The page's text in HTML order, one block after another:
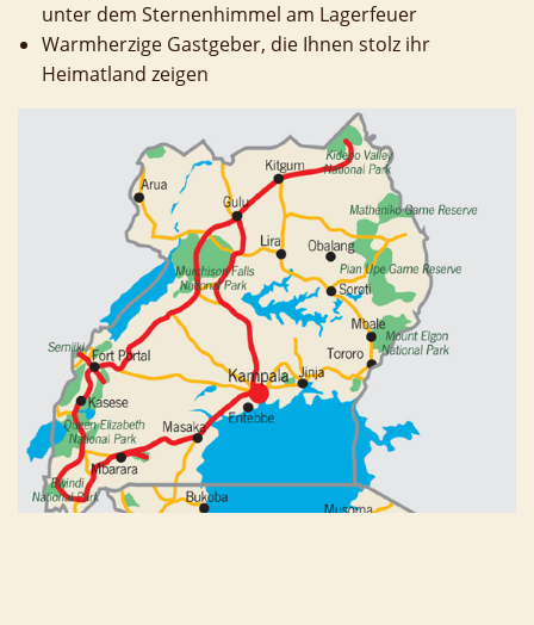
unter dem Sternenhimmel am Lagerfeuer
Warmherzige Gastgeber, die Ihnen stolz ihr
Heimatland zeigen